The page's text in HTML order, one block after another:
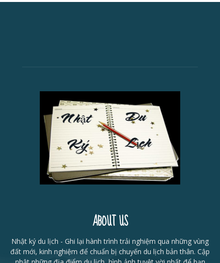
ABOUT US
Nhật ký du lịch - Ghi lại hành trình trải nghiệm qua những vùng
đất mới, kinh nghiệm để chuẩn bị chuyến du lịch bản thân. Cập